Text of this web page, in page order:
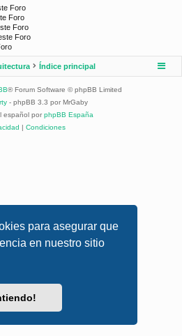
para asegurar que
en nuestro sitio
Foro
Foro
Foro
Foro
Índice principal
® Forum Software © phpBB Limited
- phpBB 3.3 por MrGaby
español por phpBB España
| Condiciones